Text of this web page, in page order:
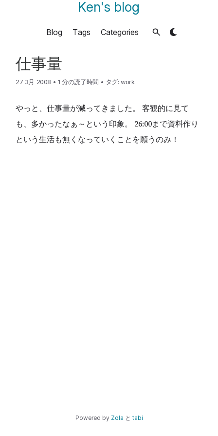
Ken's blog
Blog Tags Categories
仕事量
27 3月 2008 • 1 分の読了時間 • タグ:work
やっと、仕事量が減ってきました。 客観的に見て
も、多かったなぁ～という印象。 26:00まで資料作り
という生活も無くなっていくことを願うのみ！
Powered by Zola と tabi